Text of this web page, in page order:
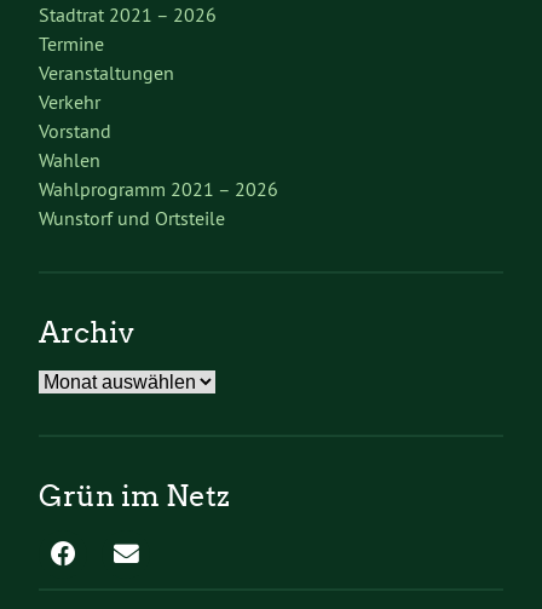
Stadtrat 2021 – 2026
Termine
Veranstaltungen
Verkehr
Vorstand
Wahlen
Wahlprogramm 2021 – 2026
Wunstorf und Ortsteile
Archiv
Archiv
Grün im Netz